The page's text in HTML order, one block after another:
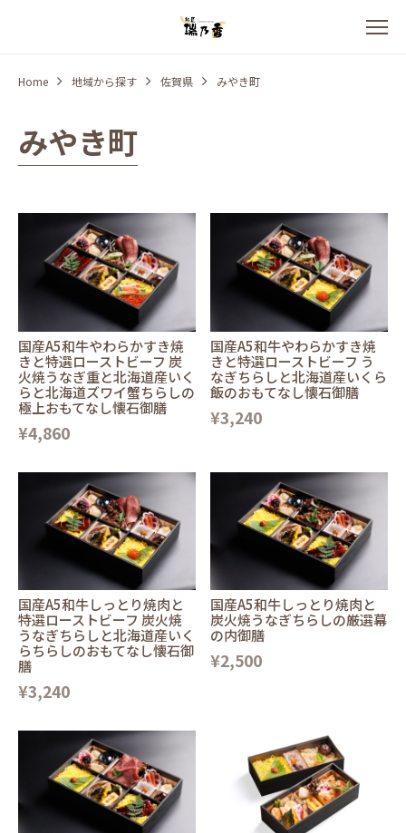
Home 地域から探す 佐賀県 みやき町
みやき町
国産A5和牛やわらかすき焼
きと特選ローストビーフ 炭
火焼うなぎ重と北海道産いく
らと北海道ズワイ蟹ちらしの
極上おもてなし懐石御膳
¥4,860
国産A5和牛やわらかすき焼
きと特選ローストビーフ う
なぎちらしと北海道産いくら
飯のおもてなし懐石御膳
¥3,240
国産A5和牛しっとり焼肉と
特選ローストビーフ 炭火焼
うなぎちらしと北海道産いく
らちらしのおもてなし懐石御
膳
¥3,240
国産A5和牛しっとり焼肉と
炭火焼うなぎちらしの厳選幕
の内御膳
¥2,500